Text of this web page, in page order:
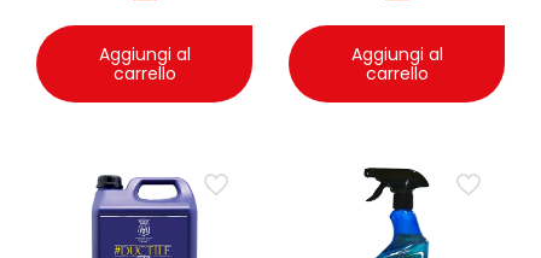
Aggiungi al
carrello
Aggiungi al
carrello